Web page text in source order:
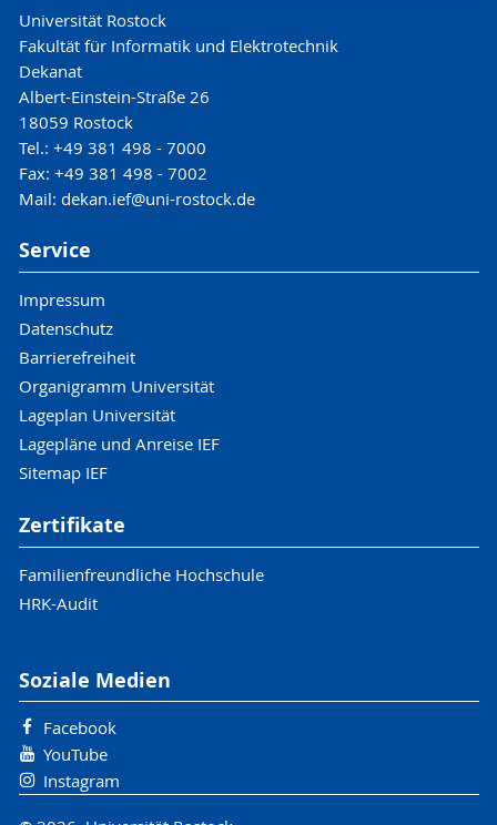
Universität Rostock
Fakultät für Informatik und Elektrotechnik
Dekanat
Albert-Einstein-Straße 26
18059 Rostock
Tel.: +49 381 498 - 7000
Fax: +49 381 498 - 7002
Mail: dekan.ief@uni-rostock.de
Service
Impressum
Datenschutz
Barrierefreiheit
Organigramm Universität
Lageplan Universität
Lagepläne und Anreise IEF
Sitemap IEF
Zertifikate
Familienfreundliche Hochschule
HRK-Audit
Soziale Medien
Facebook
YouTube
Instagram